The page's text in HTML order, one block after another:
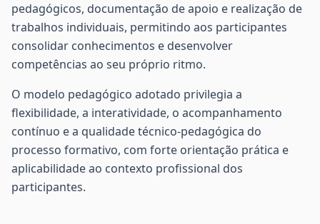
pedagógicos, documentação de apoio e realização de
trabalhos individuais, permitindo aos participantes
consolidar conhecimentos e desenvolver
competências ao seu próprio ritmo.
O modelo pedagógico adotado privilegia a
flexibilidade, a interatividade, o acompanhamento
contínuo e a qualidade técnico-pedagógica do
processo formativo, com forte orientação prática e
aplicabilidade ao contexto profissional dos
participantes.